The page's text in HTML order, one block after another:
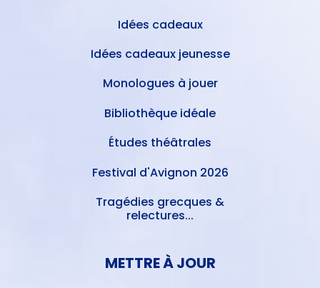
Idées cadeaux
Idées cadeaux jeunesse
Monologues à jouer
Bibliothèque idéale
Études théâtrales
Festival d'Avignon 2026
Tragédies grecques &
relectures...
METTRE À JOUR